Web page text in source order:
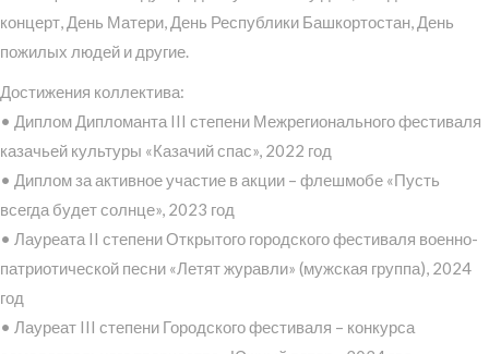
концерт, День Матери, День Республики Башкортостан, День
пожилых людей и другие.
Достижения коллектива:
• Диплом Дипломанта III степени Межрегионального фестиваля
казачьей культуры «Казачий спас», 2022 год
• Диплом за активное участие в акции – флешмобе «Пусть
всегда будет солнце», 2023 год
• Лауреата II степени Открытого городского фестиваля военно-
патриотической песни «Летят журавли» (мужская группа), 2024
год
• Лауреат III степени Городского фестиваля – конкурса